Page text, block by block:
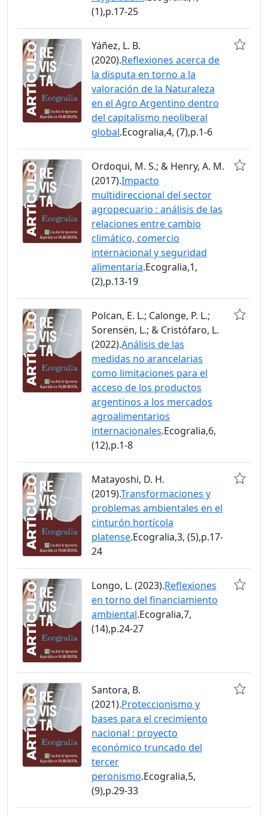
(1),p.17-25
Yáñez, L. B.
(2020).Reflexiones acerca de
la disputa en torno a la
valoración de la Naturaleza
en el Agro Argentino dentro
del capitalismo neoliberal
global.Ecogralia,4, (7),p.1-6
Ordoqui, M. S.; & Henry, A. M.
(2017).Impacto
multidireccional del sector
agropecuario : análisis de las
relaciones entre cambio
climático, comercio
internacional y seguridad
alimentaria.Ecogralia,1,
(2),p.13-19
Polcan, E. L.; Calonge, P. L.;
Sorensën, L.; & Cristófaro, L.
(2022).Análisis de las
medidas no arancelarias
como limitaciones para el
acceso de los productos
argentinos a los mercados
agroalimentarios
internacionales.Ecogralia,6,
(12),p.1-8
Matayoshi, D. H.
(2019).Transformaciones y
problemas ambientales en el
cinturón hortícola
platense.Ecogralia,3, (5),p.17-
24
Longo, L. (2023).Reflexiones
en torno del financiamiento
ambiental.Ecogralia,7,
(14),p.24-27
Santora, B.
(2021).Proteccionismo y
bases para el crecimiento
nacional : proyecto
económico truncado del
tercer
peronismo.Ecogralia,5,
(9),p.29-33